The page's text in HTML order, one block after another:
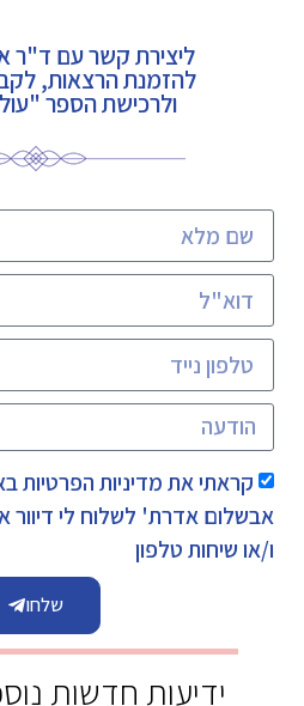
ליצירת קשר עם ד"ר
להזמנת הרצאות,
ולרכישת הספר
קראתי אתמדיניות הפרטיות
אבשלום אדרת' לשלוח לי דיוור
ו/או שיחות טלפון
שלחו
ידיעות חדשות